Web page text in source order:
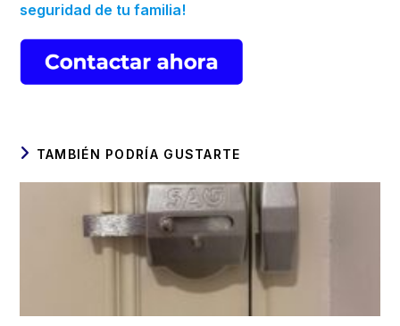
seguridad de tu familia!
TAMBIÉN PODRÍA GUSTARTE